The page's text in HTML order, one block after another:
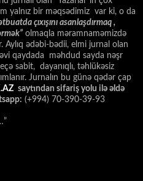
yalnız bir məqsədimiz var ki, o da
çıxışını asanlaşdırmaq ,
olmaqla məramnaməmizdə
Aylıq ədəbi-bədii, elmi jurnal olan
qaydada məhdud sayda nəşr
sabit, dayanıqlı, təhlükəsiz
Jurnalın bu günə qədər çap
saytından sifariş yolu ilə əldə
(+994) 70-390-39-93